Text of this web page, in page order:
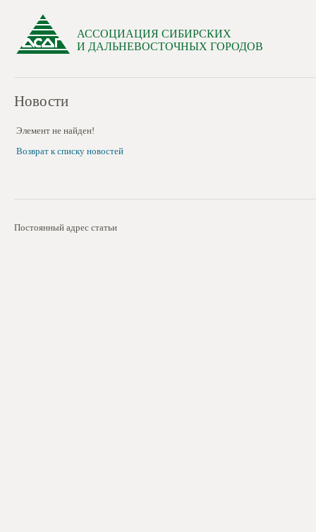
АССОЦИАЦИЯ СИБИРСКИХ
И ДАЛЬНЕВОСТОЧНЫХ ГОРОДОВ
Новости
Элемент не найден!
Возврат к списку новостей
Постоянный адрес статьи